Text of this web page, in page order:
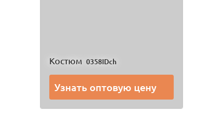
Костюм 0358IDch
Узнать оптовую цену